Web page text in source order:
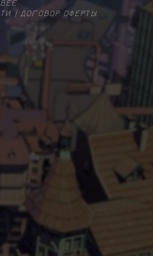
|ДОГОВОР ОФЕРТЫ